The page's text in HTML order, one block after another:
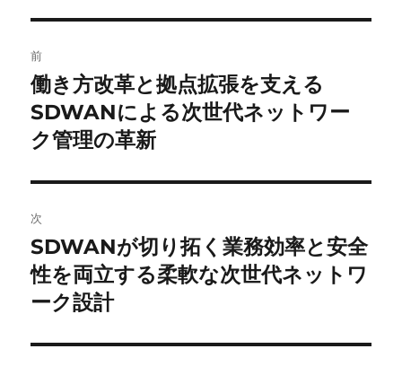
稿
ナ
ビ
ゲ
ー
シ
ョ
ン
前
前
の
投
働き方改革と拠点拡張を支える
SDWANによる次世代ネットワー
ク管理の革新
次
次
の
SDWANが切り拓く業務効率と安全
性を両立する柔軟な次世代ネットワ
ーク設計